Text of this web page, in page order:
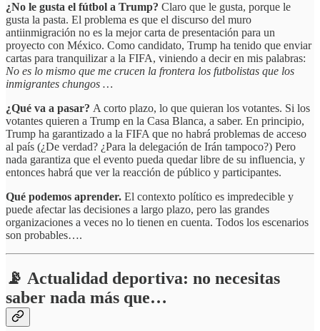
¿No le gusta el fútbol a Trump? Claro que le gusta, porque le
gusta la pasta. El problema es que el discurso del muro
antiinmigración no es la mejor carta de presentación para un
proyecto con México. Como candidato, Trump ha tenido que enviar
cartas para tranquilizar a la FIFA, viniendo a decir en mis palabras:
No es lo mismo que me crucen la frontera los futbolistas que los
inmigrantes chungos …
¿Qué va a pasar? A corto plazo, lo que quieran los votantes. Si los
votantes quieren a Trump en la Casa Blanca, a saber. En principio,
Trump ha garantizado a la FIFA que no habrá problemas de acceso
al país (¿De verdad? ¿Para la delegación de Irán tampoco?) Pero
nada garantiza que el evento pueda quedar libre de su influencia, y
entonces habrá que ver la reacción de público y participantes.
Qué podemos aprender. El contexto político es impredecible y
puede afectar las decisiones a largo plazo, pero las grandes
organizaciones a veces no lo tienen en cuenta. Todos los escenarios
son probables….
📡 Actualidad deportiva: no necesitas
saber nada más que…